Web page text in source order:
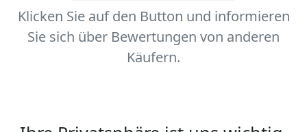
Klicken Sie auf den Button und informieren
Sie sich über Bewertungen von anderen
Käufern.